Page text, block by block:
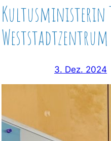
Kultusministerin
3. Dez. 2024